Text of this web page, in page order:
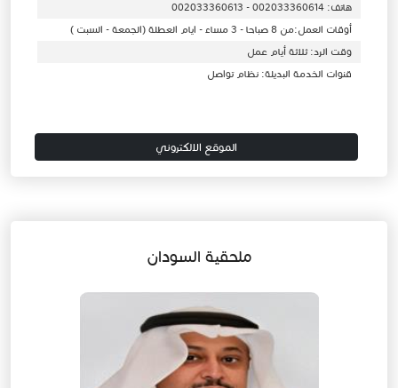
هاتف: 002033360614 - 002033360613
أوقات العمل:من 8 صباحا - 3 مساء - ايام العطلة (الجمعة - السبت )
وقت الرد: ثلاثة أيام عمل
قنوات الخدمة البديلة: نظام تواصل
الموقع الالكتروني
ملحقية السودان